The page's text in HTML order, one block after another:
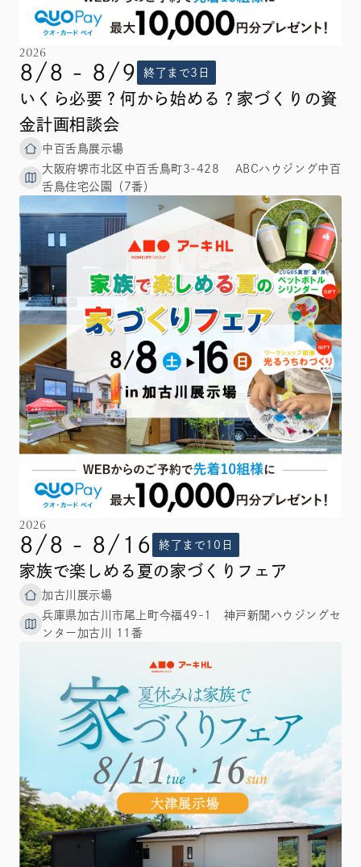
2026
8/8 - 8/9 終了まで3日
いくら必要？何から始める？家づくりの資
金計画相談会
中百舌鳥展示場
大阪府堺市北区中百舌鳥町3-428 ABCハウジング中百
舌鳥住宅公園（7番）
2026
8/8 - 8/16 終了まで10日
家族で楽しめる夏の家づくりフェア
加古川展示場
兵庫県加古川市尾上町今福49-1 神戸新聞ハウジングセ
ンター加古川 11番